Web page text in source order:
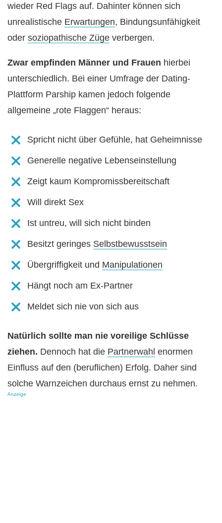
wieder Red Flags auf. Dahinter können sich
unrealistische Erwartungen, Bindungsunfähigkeit
oder soziopathische Züge verbergen.
Zwar empfinden Männer und Frauen hierbei
unterschiedlich. Bei einer Umfrage der Dating-
Plattform Parship kamen jedoch folgende
allgemeine „rote Flaggen“ heraus:
Spricht nicht über Gefühle, hat Geheimnisse
Generelle negative Lebenseinstellung
Zeigt kaum Kompromissbereitschaft
Will direkt Sex
Ist untreu, will sich nicht binden
Besitzt geringes Selbstbewusstsein
Übergriffigkeit und Manipulationen
Hängt noch am Ex-Partner
Meldet sich nie von sich aus
Natürlich sollte man nie voreilige Schlüsse
ziehen. Dennoch hat die Partnerwahl enormen
Einfluss auf den (beruflichen) Erfolg. Daher sind
solche Warnzeichen durchaus ernst zu nehmen.
Anzeige